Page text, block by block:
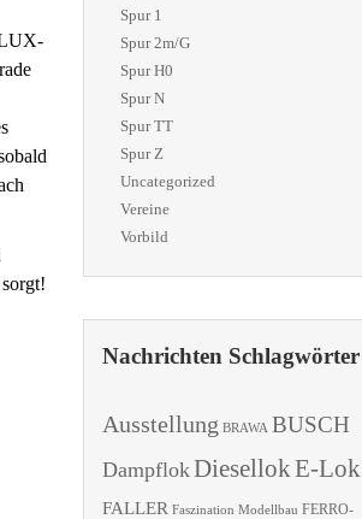
Spur 1
Spur 2m/G
Spur H0
Spur N
Spur TT
Spur Z
Uncategorized
Vereine
Vorbild
Nachrichten Schlagwörter
Ausstellung BRAWA BUSCH
DampflokDiesellokE-Lok
FALLER Faszination Modellbau FERRO-